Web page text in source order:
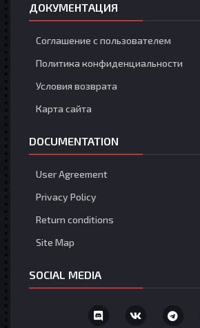
ДОКУМЕНТАЦИЯ
Соглашение с пользователем
Политика конфиденциальности
Условия возврата
Карта сайта
DOCUMENTATION
User Agreement
Privacy Policy
Return conditions
Site Map
SOCIAL MEDIA